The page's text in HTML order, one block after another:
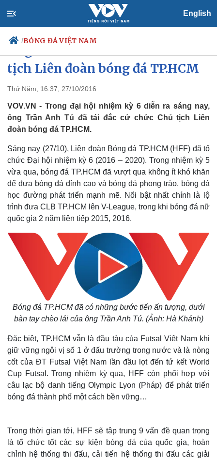
English
/BÓNG ĐÁ VIỆT NAM
Chính trị
Đảng
Tổ chức nhân sự
Quốc hội
Nhận diện sự thật
Tin 24h
Dự báo thời tiết
Việc làm
Biển đảo
tịch Liên đoàn bóng đá TP.HCM
Thứ Năm, 16:37, 27/10/2016
VOV.VN - Trong đại hội nhiệm kỳ 6 diễn ra sáng nay,
ông Trần Anh Tú đã tái đắc cử chức Chủ tịch Liên
đoàn bóng đá TP.HCM.
Sáng nay (27/10), Liên đoàn Bóng đá TP.HCM (HFF) đã tổ
chức Đại hội nhiệm kỳ 6 (2016 – 2020). Trong nhiệm kỳ 5
vừa qua, bóng đá TP.HCM đã vượt qua không ít khó khăn
để đưa bóng đá đỉnh cao và bóng đá phong trào, bóng đá
học đường phát triển mạnh mẽ. Nổi bật nhất chính là lộ
trình đưa CLB TP.HCM lên V-League, trong khi bóng đá nữ
quốc gia 2 năm liên tiếp 2015, 2016.
Bóng đá TP.HCM đã có những bước tiến ấn tượng, dưới
bàn tay chèo lái của ông Trần Anh Tú. (Ảnh: Hà Khánh)
Đặc biệt, TP.HCM vẫn là đầu tàu của Futsal Việt Nam khi
giữ vững ngôi vị số 1 ở đấu trường trong nước và là nòng
cốt của ĐT Futsal Việt Nam lần đầu lọt đến tứ kết World
Cup Futsal. Trong nhiệm kỳ qua, HFF còn phối hợp với
câu lạc bộ danh tiếng Olympic Lyon (Pháp) để phát triển
bóng đá thành phố một cách bền vững…
Trong thời gian tới, HFF sẽ tập trung 9 vấn đề quan trọng
là tổ chức tốt các sự kiện bóng đá của quốc gia, hoàn
chỉnh hệ thống thi đấu, cải tiến hệ thống thi đấu các giải